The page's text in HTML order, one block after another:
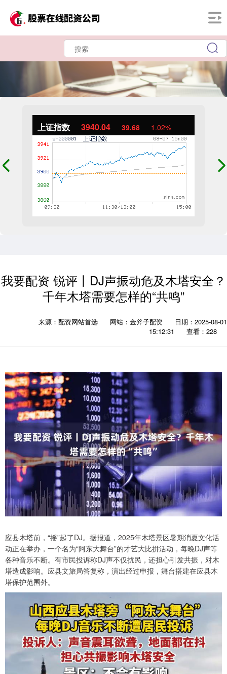
上证指数 3940.04 39.68 1.02%
我要配资 锐评丨DJ声振动危及木塔安全？
千年木塔需要怎样的“共鸣”
来源：配资网站首选 网站：金斧子配资
日期：2025-08-01
15:12:31
查看：228
应县木塔前，“摇”起了DJ。据报道，2025年木塔景区暑期消夏文化活
动正在举办，一个名为“阿东大舞台”的才艺大比拼活动，每晚DJ声等
各种音乐不断。有市民投诉称DJ声不仅扰民，还担心引发共振，对木
塔造成影响。应县文旅局答复称，演出经过申报，舞台搭建在应县木
塔保护范围外。